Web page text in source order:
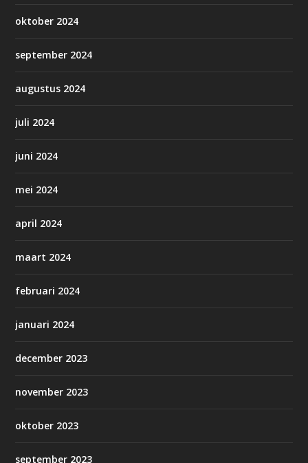
oktober 2024
september 2024
augustus 2024
juli 2024
juni 2024
mei 2024
april 2024
maart 2024
februari 2024
januari 2024
december 2023
november 2023
oktober 2023
september 2023